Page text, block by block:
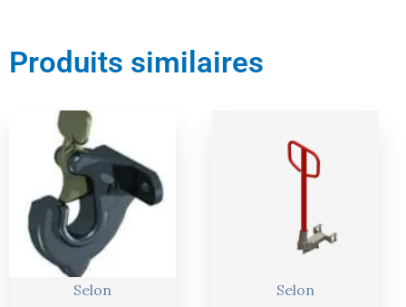
Produits similaires
Selon
Selon